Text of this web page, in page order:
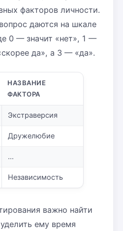
факторов личности.
даются на шкале
0 — значит «нет», 1 —
да», а 3 — «да».
НАЗВАНИЕ
ФАКТОРА
Экстраверсия
Дружелюбие
…
Независимость
важно найти
ему время